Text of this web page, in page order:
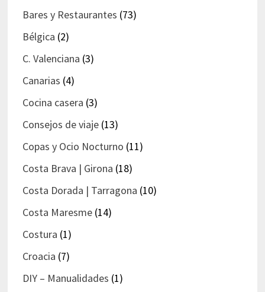
Bares y Restaurantes (73)
Bélgica (2)
C. Valenciana (3)
Canarias (4)
Cocina casera (3)
Consejos de viaje(13)
Copas y Ocio Nocturno (11)
Costa Brava | Girona (18)
Costa Dorada | Tarragona (10)
Costa Maresme(14)
Costura (1)
Croacia (7)
DIY – Manualidades (1)